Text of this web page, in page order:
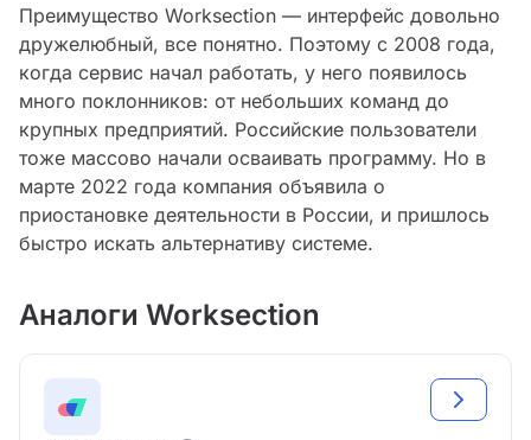
Преимущество Worksection — интерфейс довольно
дружелюбный, все понятно. Поэтому с 2008 года,
когда сервис начал работать, у него появилось
много поклонников: от небольших команд до
крупных предприятий. Российские пользователи
тоже массово начали осваивать программу. Но в
марте 2022 года компания объявила о
приостановке деятельности в России, и пришлось
быстро искать альтернативу системе.
Аналоги Worksection